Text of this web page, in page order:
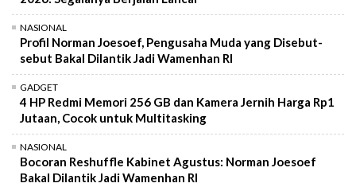
NASIONAL
Profil Norman Joesoef, Pengusaha Muda yang Disebut-
sebut Bakal Dilantik Jadi Wamenhan RI
GADGET
4 HP Redmi Memori 256 GB dan Kamera Jernih Harga Rp1
Jutaan, Cocok untuk Multitasking
NASIONAL
Bocoran Reshuffle Kabinet Agustus: Norman Joesoef
Bakal Dilantik Jadi Wamenhan RI